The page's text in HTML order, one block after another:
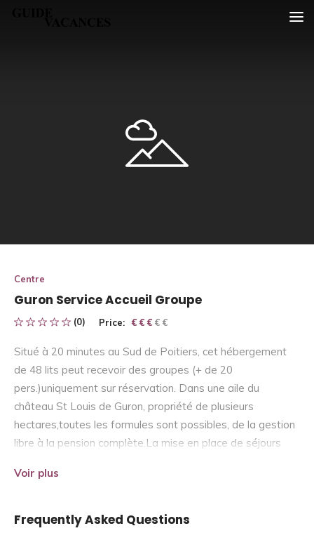
Centre
Guron Service Accueil Groupe
(0) Price: € € € € €
€ € €
Situé à 20 minutes au Sud de Poitiers, cet hébergement
de 48 lits peut recevoir des groupes (+ de 20
pers.)uniquement sur réservation. Dans une aile du
château St Louis de Guron, propriété de plusieurs
hectares,toutes les formules sont possibles, de la gestion
libre à la pension complète.La mise en place de séjours
Voir plus
Frequently Asked Questions